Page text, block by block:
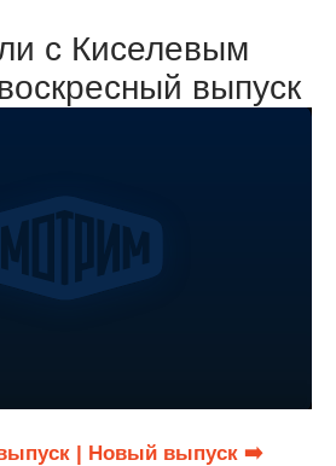
с Киселевым
выпуск
| Новый выпуск ➡️